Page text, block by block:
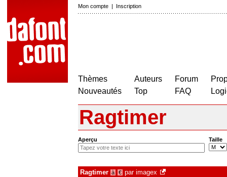
Mon compte | Inscription
Thèmes
Nouveautés
Auteurs
Top
Forum
FAQ
Ragtimer
Aperçu Taille
Ragtimer à € par imagex